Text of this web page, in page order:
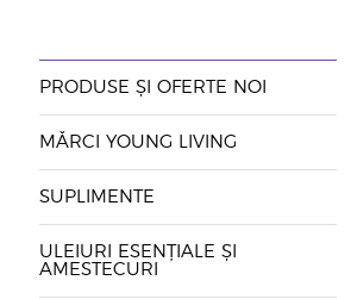
PRODUSE ȘI OFERTE NOI
MĂRCI YOUNG LIVING
SUPLIMENTE
ULEIURI ESENȚIALE ȘI
AMESTECURI